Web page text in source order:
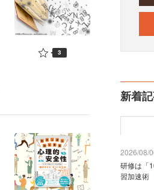
3
新着
2026/08/
研修は「
習加速術